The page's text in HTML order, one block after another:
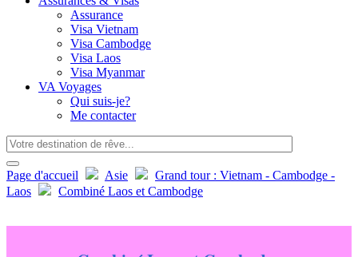
Assurance
Visa Vietnam
Visa Cambodge
Visa Laos
Visa Myanmar
VA Voyages
Qui suis-je?
Me contacter
Page d'accueil Asie
Grand tour : Vietnam - Cambodge -
Laos
Combiné Laos et Cambodge